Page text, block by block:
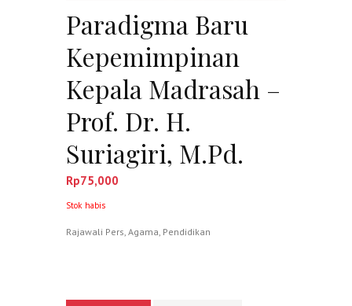
Paradigma Baru
Kepemimpinan
Kepala Madrasah –
Prof. Dr. H.
Suriagiri, M.Pd.
Rp75,000
Stok habis
Rajawali Pers, Agama, Pendidikan